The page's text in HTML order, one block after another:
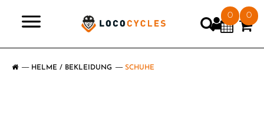
0 0
HELME / BEKLEIDUNG SCHUHE